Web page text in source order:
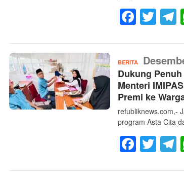
BERITA
Dukung
Menteri
Premi ke
refubliknews.com,-
program Asta Cita